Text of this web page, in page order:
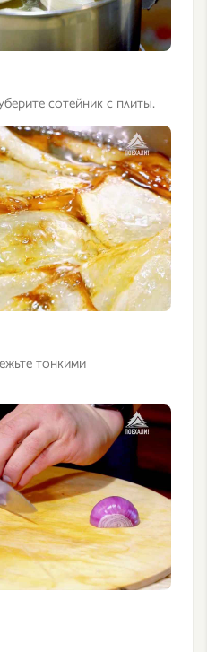
сотейник с плиты.
тонкими